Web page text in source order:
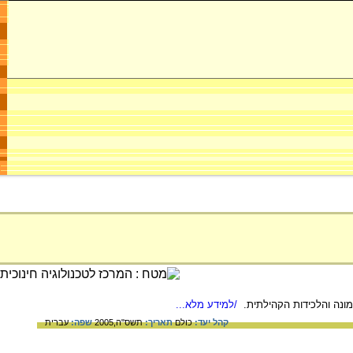
והלכידות הקהילתית. /למידע מלא...
קהל יעד:כולםתאריך:תשס"ה,2005 שפה:עברית